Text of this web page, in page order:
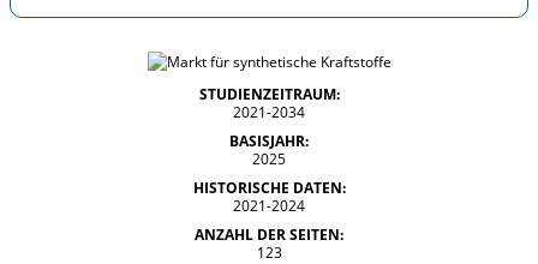
STUDIENZEITRAUM:
2021-2034
BASISJAHR:
2025
HISTORISCHE DATEN:
2021-2024
ANZAHL DER SEITEN:
123